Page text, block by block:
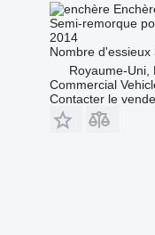
Semi-remorque
2014
Nombre d'essieux
Royaume-Uni,
Commercial
Contacter le